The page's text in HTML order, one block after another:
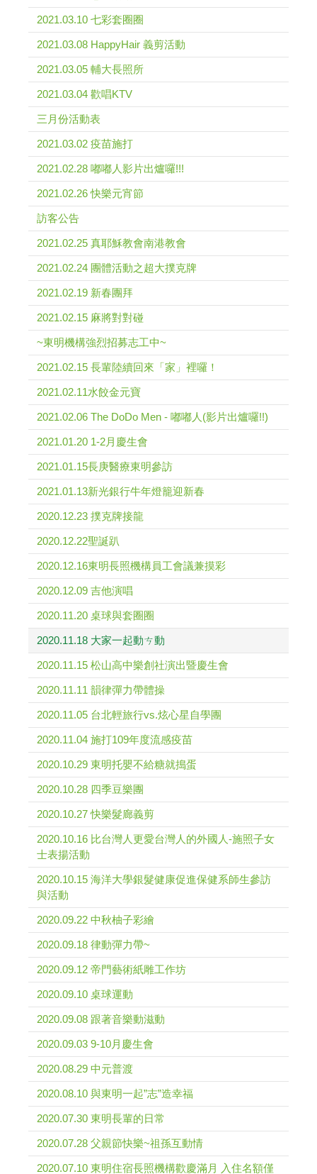
2021.03.10 七彩套圈圈
2021.03.08 HappyHair 義剪活動
2021.03.05 輔大長照所
2021.03.04 歡唱KTV
三月份活動表
2021.03.02 疫苗施打
2021.02.28 嘟嘟人影片出爐囉!!!
2021.02.26 快樂元宵節
訪客公告
2021.02.25 真耶穌教會南港教會
2021.02.24 團體活動之超大撲克牌
2021.02.19 新春團拜
2021.02.15 麻將對對碰
~東明機構強烈招募志工中~
2021.02.15 長輩陸續回來「家」裡囉！
2021.02.11水餃金元寶
2021.02.06 The DoDo Men - 嘟嘟人(影片出爐囉!!)
2021.01.20 1-2月慶生會
2021.01.15長庚醫療東明參訪
2021.01.13新光銀行牛年燈籠迎新春
2020.12.23 撲克牌接龍
2020.12.22聖誕趴
2020.12.16東明長照機構員工會議兼摸彩
2020.12.09 吉他演唱
2020.11.20 桌球與套圈圈
2020.11.18 大家一起動ㄘ動
2020.11.15 松山高中樂創社演出暨慶生會
2020.11.11 韻律彈力帶體操
2020.11.05 台北輕旅行vs.炫心星自學團
2020.11.04 施打109年度流感疫苗
2020.10.29 東明托嬰不給糖就搗蛋
2020.10.28 四季豆樂團
2020.10.27 快樂髮廊義剪
2020.10.16 比台灣人更愛台灣人的外國人-施照子女
士表揚活動
2020.10.15 海洋大學銀髮健康促進保健系師生參訪
與活動
2020.09.22 中秋柚子彩繪
2020.09.18 律動彈力帶~
2020.09.12 帝門藝術紙雕工作坊
2020.09.10 桌球運動
2020.09.08 跟著音樂動滋動
2020.09.03 9-10月慶生會
2020.08.29 中元普渡
2020.08.10 與東明一起”志”造幸福
2020.07.30 東明長輩的日常
2020.07.28 父親節快樂~祖孫互動情
2020.07.10 東明住宿長照機構歡慶滿月 入住名額僅